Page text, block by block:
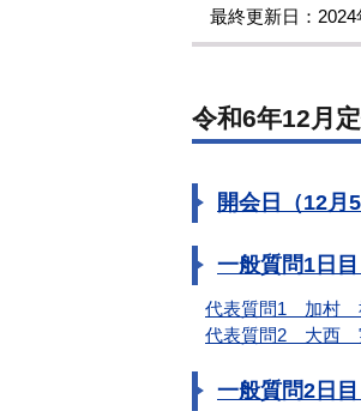
最終更新日：2024
令和6年12月
開会日（12月
一般質問1日
代表質問1 加村
代表質問2 大西
一般質問2日